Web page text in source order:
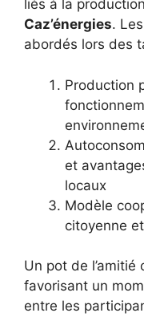
liés à la
Caz’énergies.
abordés lors des
Production
et
locaux
Modèle
citoyenne
Un pot de
favorisant un
entre les